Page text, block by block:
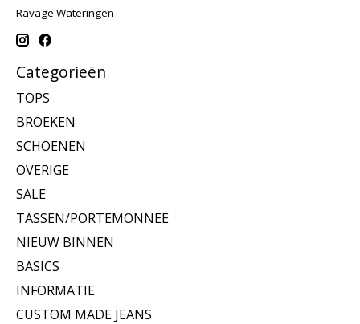
Ravage Wateringen
Categorieën
TOPS
BROEKEN
SCHOENEN
OVERIGE
SALE
TASSEN/PORTEMONNEE
NIEUW BINNEN
BASICS
INFORMATIE
CUSTOM MADE JEANS